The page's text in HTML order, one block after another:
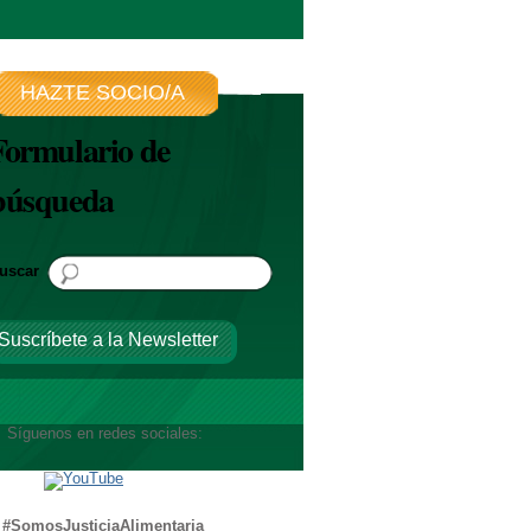
HAZTE SOCIO/A
de
a la Newsletter
en redes sociales:
#SomosJusticiaAlimentaria